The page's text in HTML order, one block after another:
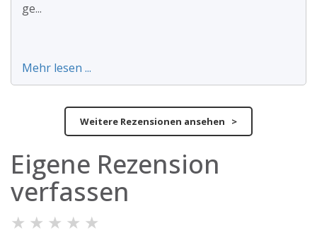
ge...
Mehr lesen ...
Weitere Rezensionen ansehen >
Eigene Rezension
verfassen
★ ★ ★ ★ ★